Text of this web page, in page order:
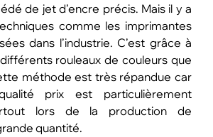
de jet d’encre précis. Mais il y a
comme les imprimantes
dans l’industrie. C’est grâce à
rouleaux de couleurs que
méthode est très répandue car
prix est particulièrement
lors de la production de
quantité.